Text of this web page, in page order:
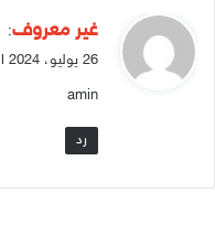
ي
ق
ل
غير معروف:
26 يوليو، 2024 الساعة 02:21
amin
رد